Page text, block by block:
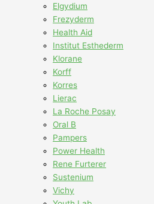
Elgydium
Frezyderm
Health Aid
Institut Esthederm
Klorane
Korff
Korres
Lierac
La Roche Posay
Oral B
Pampers
Power Health
Rene Furterer
Sustenium
Vichy